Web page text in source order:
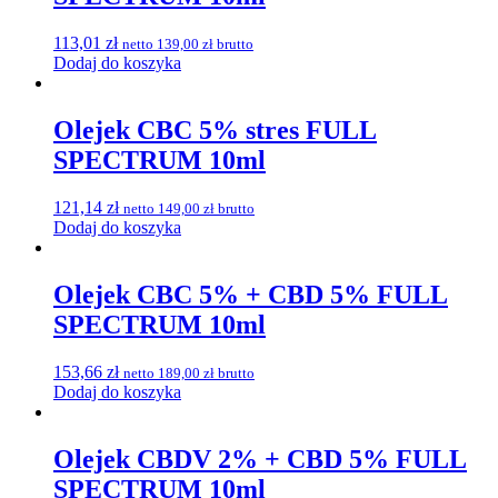
113,01 zł netto 139,00 zł brutto
Dodaj do koszyka
Olejek CBC 5% stres FULL
SPECTRUM 10ml
121,14 zł netto 149,00 zł brutto
Dodaj do koszyka
Olejek CBC 5% + CBD 5% FULL
SPECTRUM 10ml
153,66 zł netto 189,00 zł brutto
Dodaj do koszyka
Olejek CBDV 2% + CBD 5% FULL
SPECTRUM 10ml